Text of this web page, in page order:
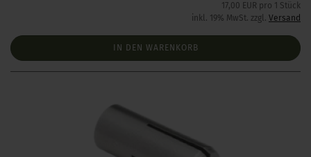
17,00 EUR pro 1 Stück
inkl. 19% MwSt. zzgl. Versand
IN DEN WARENKORB